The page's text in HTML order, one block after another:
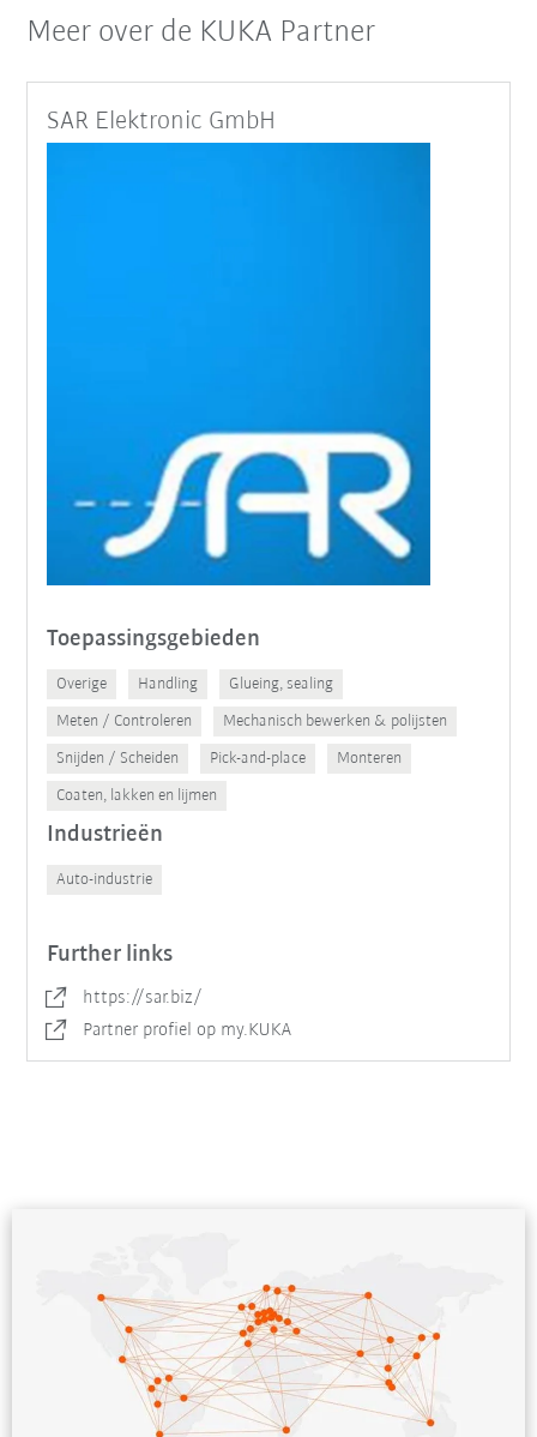
Meer over de KUKA Partner
SAR Elektronic GmbH
Toepassingsgebieden
Overige Handling Glueing, sealing
Meten / Controleren Mechanisch bewerken & polijsten
Snijden / Scheiden Pick-and-place Monteren
Coaten, lakken en lijmen
Industrieën
Auto-industrie
Further links
https://sar.biz/
Partner profiel op my.KUKA